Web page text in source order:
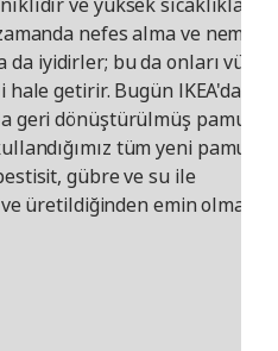
ve yüksek sıcaklıklarda
nefes alma ve nemi
iyidirler; bu da onları vücutta
hale getirir. Bugün IKEA'da
geri dönüştürülmüş pamuk
tüm yeni pamuğun
gübre ve su ile
üretildiğinden emin olmaya